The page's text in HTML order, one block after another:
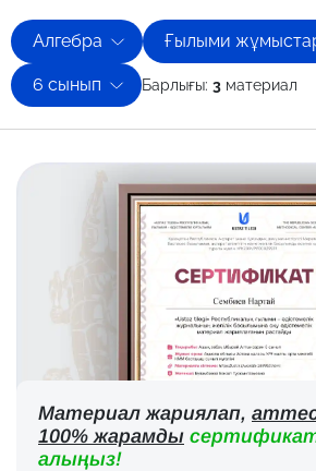
Алгебра Ғылыми
6 сынып Барлығы: 3 материал
Материал жариялап,
100% жарамды
алыңыз!